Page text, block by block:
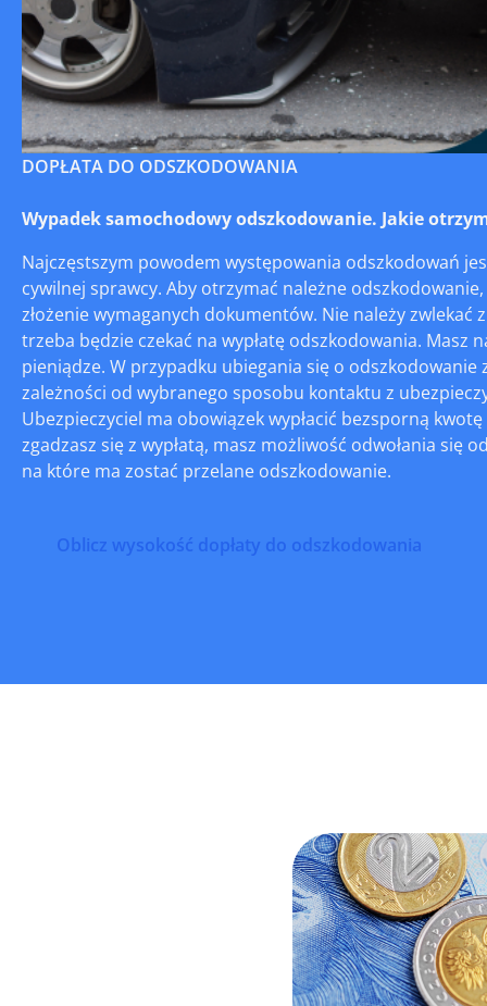
DOPŁATA DO ODSZKODOWANIA
Wypadek samochodowy odszkodowanie. Jakie
Najczęstszym powodem występowania odszkodowań
cywilnej sprawcy. Aby otrzymać należne
złożenie wymaganych dokumentów. Nie należy zwlekać
trzeba będzie czekać na wypłatę odszkodowania. Masz
pieniądze. W przypadku ubiegania się o
zależności od wybranego sposobu kontaktu z
Ubezpieczyciel ma obowiązek wypłacić bezsporną
zgadzasz się z wypłatą, masz możliwość odwołania
na które ma zostać przelane odszkodowanie.
Oblicz wysokość dopłaty do odszkodowania